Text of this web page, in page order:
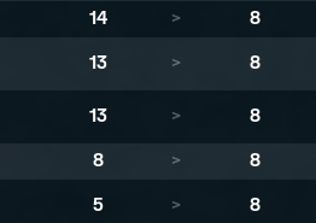
14 > 8
13 > 8
13 > 8
8 > 8
5 > 8